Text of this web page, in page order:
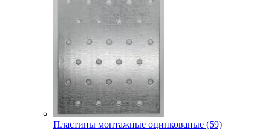
Пластины монтажные оцинкованые (59)